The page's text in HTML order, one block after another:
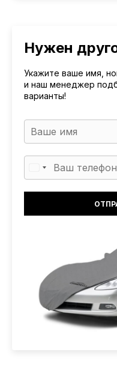
Нужен
Укажите ваше имя,
и наш менеджер
варианты!